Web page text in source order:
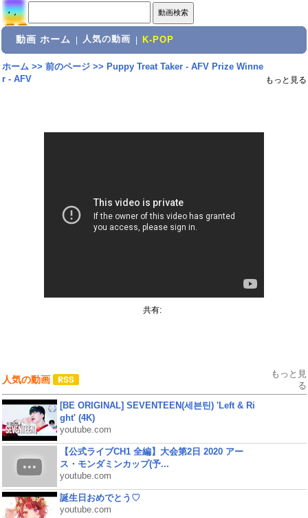
動画 ホーム 人気の動画 K-POP
ホーム>> 前のページ>> Puppy Treat Taker - AFV Prize Winne
r - AFV
もっと見る
共有:
人気の動画
もっと見
る
[BE ORIGINAL] SEVENTEEN(세븐틴) 'Left & Ri
ght' (4K)
youtube.com
【公式ライブCH1 全編】大会第2日 2020 アー
ス・モンダミンカップ(予...
youtube.com
誕生日おめでとう♡
youtube.com